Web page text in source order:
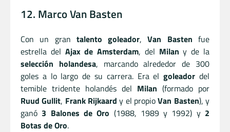
12. Marco Van Basten
Con un gran talento goleador,Van Basten fue
estrella del Ajax de Amsterdam, del Milan y de la
selección holandesa, marcando alrededor de 300
goles a lo largo de su carrera. Era elgoleador del
temible tridente holandés del Milan (formado por
Ruud Gullit, Frank Rijkaard y el propioVan Basten), y
ganó 3 Balones de Oro (1988, 1989 y 1992) y 2
Botas de Oro.